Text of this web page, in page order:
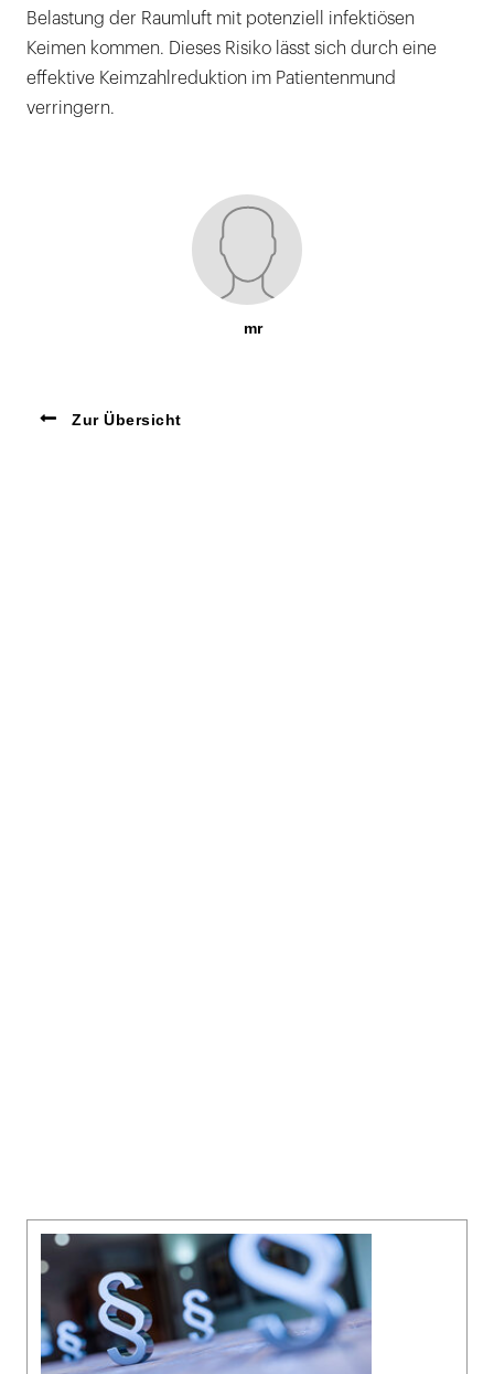
Belastung der Raumluft mit potenziell infektiösen
Keimen kommen. Dieses Risiko lässt sich durch eine
effektive Keimzahlreduktion im Patientenmund
verringern.
mr
Zur Übersicht